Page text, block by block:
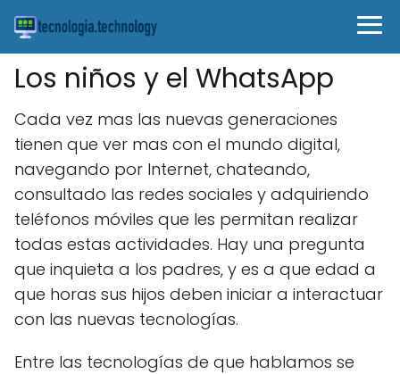
Los niños y el WhatsApp
Cada vez mas las nuevas generaciones
tienen que ver mas con el mundo digital,
navegando por Internet, chateando,
consultado las redes sociales y adquiriendo
teléfonos móviles que les permitan realizar
todas estas actividades. Hay una pregunta
que inquieta a los padres, y es a que edad a
que horas sus hijos deben iniciar a interactuar
con las nuevas tecnologías.
Entre las tecnologías de que hablamos se